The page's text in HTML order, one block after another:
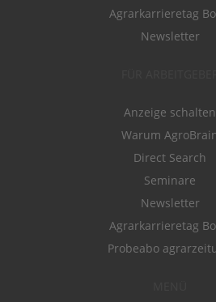
Agrarkarrieretag
Newsletter
Anzeige schalten
Warum
Direct Search
Seminare
Newsletter
Agrarkarrieretag
Probeabo